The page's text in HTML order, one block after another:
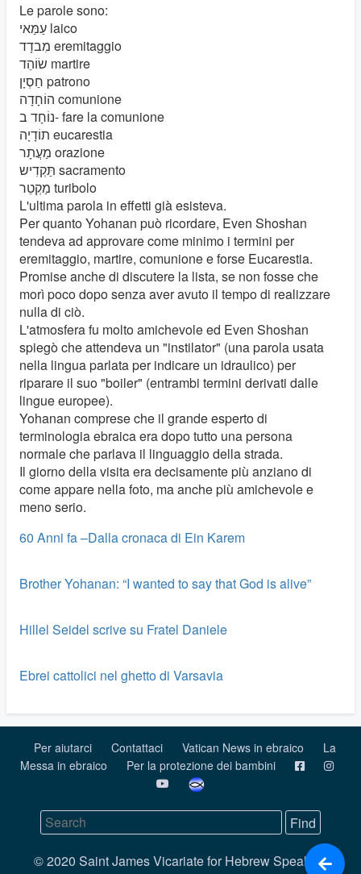
Le parole sono:
עַמַּאי laico
מִבדָד eremitaggio
שׂוֹהֵד martire
חַסְיָן patrono
הוֹחָדָה comunione
נוֹחָד ב- fare la comunione
תוֹדָיָה eucarestia
מַעֲתָר orazione
תַּקְדִיש sacramento
מַקְטֵר turibolo
L'ultima parola in effetti già esisteva.
Per quanto Yohanan può ricordare, Even Shoshan
tendeva ad approvare come minimo i termini per
eremitaggio, martire, comunione e forse Eucarestia.
Promise anche di discutere la lista, se non fosse che
morì poco dopo senza aver avuto il tempo di realizzare
nulla di ciò.
L'atmosfera fu molto amichevole ed Even Shoshan
spiegò che attendeva un "instilator" (una parola usata
nella lingua parlata per indicare un idraulico) per
riparare il suo "boiler" (entrambi termini derivati dalle
lingue europee).
Yohanan comprese che il grande esperto di
terminologia ebraica era dopo tutto una persona
normale che parlava il linguaggio della strada.
Il giorno della visita era decisamente più anziano di
come appare nella foto, ma anche più amichevole e
meno serio.
60 Anni fa –Dalla cronaca di Ein Karem
Brother Yohanan: “I wanted to say that God is alive”
Hillel Seidel scrive su Fratel Daniele
Ebrei cattolici nel ghetto di Varsavia
Per aiutarci Contattaci Vatican News in ebraico
La
Messa in ebraico
Per la protezione dei bambini
© 2020 Saint James Vicariate for Hebrew Speaking